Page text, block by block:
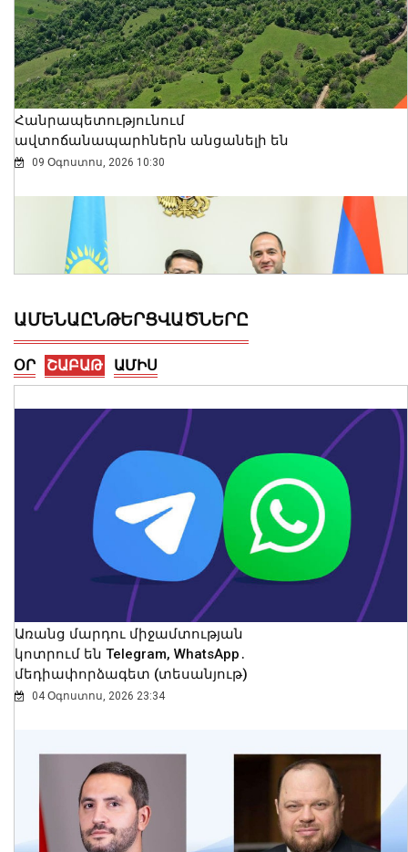
Հանրապետությունում
ավտոճանապարհներն անցանելի են
09 Օգոստոս, 2026 10:30
ԲՏԱ նախարար Դավիթ Թադևոսյանն
ընդունել է Ղազախստանի
փոխվարչապետ-նախարար Ժասլան
Մադիևին
08 Օգոստոս, 2026 23:52
Համաշխարհային օվկիանոսի
մակերևութային ջերմաստիճանը
ԱՄԵՆԱԸՆԹԵՐՑՎԱԾՆԵՐԸ
ՕՐ ՇԱԲԱԹ ԱՄԻՍ
Առանց մարդու միջամտության
կոտրում են Telegram, WhatsApp․
մեդիափորձագետ (տեսանյութ)
04 Օգոստոս, 2026 23:34